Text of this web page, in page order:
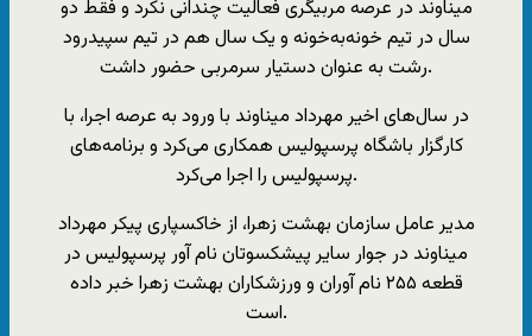
میناوند در عرصه مربیگری فعالیت چندانی نکرد و فقط دو
سال در تیم خونه‌به‌خونه و یک سال هم در تیم سپیدرود
رشت به عنوان دستیار سرمربی حضور داشت.
در سال‌های اخیر مهرداد میناوند با ورود به عرصه اجرا، با
کارگزار باشگاه پرسپولیس همکاری می‌کرد و برنامه‌های
پرسپولیس را اجرا می‌کرد.
مدیر عامل سازمان بهشت زهرا، از خاکسپاری پیکر مهرداد
میناوند در جوار سایر پیشکسوتان نام آور پرسپولیس در
قطعه ٢۵۵ نام آوران و ورزشکاران بهشت زهرا خبر داده
است.